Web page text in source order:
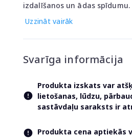
izdalīšanos un ādas spīdumu.
Uzzināt vairāk
Svarīga informācija
Produkta izskats var
lietošanas, lūdzu,
sastāvdaļu saraksts ir
Produkta cena aptiekās